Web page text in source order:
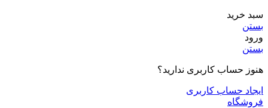
سبد خرید
بستن
ورود
بستن
هنوز حساب کاربری ندارید؟
ایجاد حساب کاربری
فروشگاه